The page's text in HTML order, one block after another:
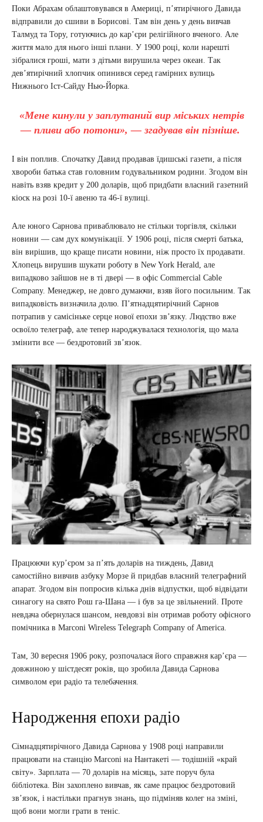
Поки Абрахам облаштовувався в Америці, п’ятирічного Давида
відправили до єшиви в Борисові. Там він день у день вивчав
Талмуд та Тору, готуючись до кар’єри релігійного вченого. Але
життя мало для нього інші плани. У 1900 році, коли нарешті
зібралися гроші, мати з дітьми вирушила через океан. Так
дев’ятирічний хлопчик опинився серед гамірних вулиць
Нижнього Іст-Сайду Нью-Йорка.
«Мене кинули у заплутаний вир міських нетрів
— пливи або потони», — згадував він пізніше.
І він поплив. Спочатку Давид продавав їдишські газети, а після
хвороби батька став головним годувальником родини. Згодом він
навіть взяв кредит у 200 доларів, щоб придбати власний газетний
кіоск на розі 10-ї авеню та 46-ї вулиці.
Але юного Сарнова приваблювало не стільки торгівля, скільки
новини — сам дух комунікації. У 1906 році, після смерті батька,
він вирішив, що краще писати новини, ніж просто їх продавати.
Хлопець вирушив шукати роботу в New York Herald, але
випадково зайшов не в ті двері — в офіс Commercial Cable
Company. Менеджер, не довго думаючи, взяв його посильним. Так
випадковість визначила долю. П’ятнадцятирічний Сарнов
потрапив у самісіньке серце нової епохи зв’язку. Людство вже
освоїло телеграф, але тепер народжувалася технологія, що мала
змінити все — бездротовий зв’язок.
Працюючи кур’єром за п’ять доларів на тиждень, Давид
самостійно вивчив азбуку Морзе й придбав власний телеграфний
апарат. Згодом він попросив кілька днів відпустки, щоб відвідати
синагогу на свято Рош га-Шана — і був за це звільнений. Проте
невдача обернулася шансом, невдовзі він отримав роботу офісного
помічника в Marconi Wireless Telegraph Company of America.
Там, 30 вересня 1906 року, розпочалася його справжня кар’єра —
довжиною у шістдесят років, що зробила Давида Сарнова
символом ери радіо та телебачення.
Народження епохи радіо
Сімнадцятирічного Давида Сарнова у 1908 році направили
працювати на станцію Marconi на Нантакеті — тодішній «край
світу». Зарплата — 70 доларів на місяць, зате поруч була
бібліотека. Він захоплено вивчав, як саме працює бездротовий
зв’язок, і настільки прагнув знань, що підміняв колег на зміні,
щоб вони могли грати в теніс.